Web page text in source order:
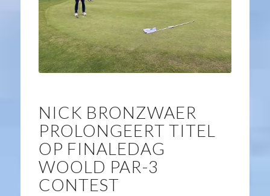
NICK BRONZWAER
PROLONGEERT TITEL
OP FINALEDAG
WOOLD PAR-3
CONTEST